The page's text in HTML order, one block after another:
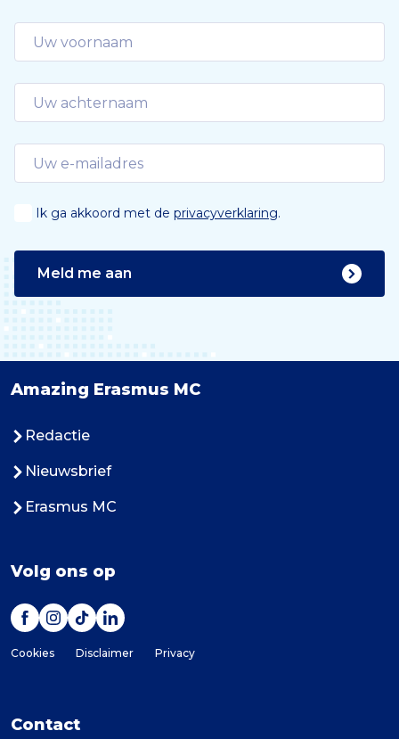
Ik ga akkoord met de privacyverklaring.
Meld me aan
Amazing Erasmus MC
Redactie
Nieuwsbrief
Erasmus MC
Volg ons op
Cookies Disclaimer Privacy
Contact